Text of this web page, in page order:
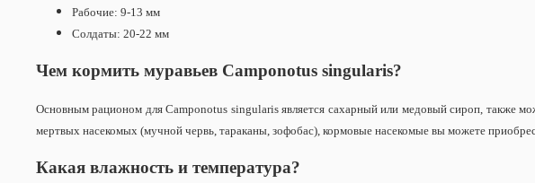
Рабочие: 9-13 мм
Солдаты: 20-22 мм
Чем кормить муравьев Camponotus singularis?
Основным рационом для Camponotus singularis является сахарный или медовый сироп, также
мертвых насекомых (мучной червь, тараканы, зофобас), кормовые насекомые вы можете
Какая влажность и температура?